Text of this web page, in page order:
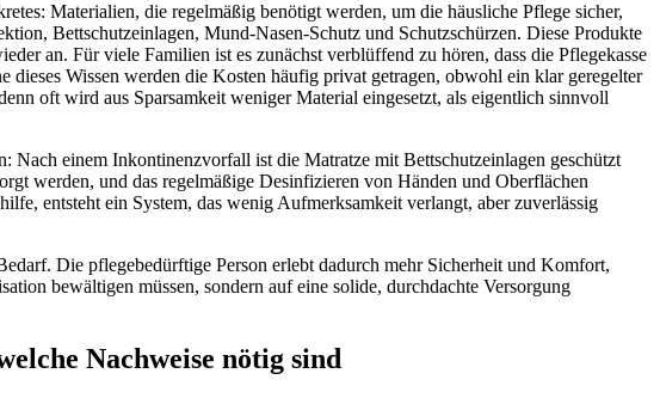
Materialien, die regelmäßig benötigt werden, um die häusliche Pflege sicher,
Bettschutzeinlagen, Mund-Nasen-Schutz und Schutzschürzen. Diese Produkte
an. Für viele Familien ist es zunächst verblüffend zu hören, dass die Pflegekasse
Wissen werden die Kosten häufig privat getragen, obwohl ein klar geregelter
oft wird aus Sparsamkeit weniger Material eingesetzt, als eigentlich sinnvoll
Nach einem Inkontinenzvorfall ist die Matratze mit Bettschutzeinlagen geschützt
werden, und das regelmäßige Desinfizieren von Händen und Oberflächen
entsteht ein System, das wenig Aufmerksamkeit verlangt, aber zuverlässig
Die pflegebedürftige Person erlebt dadurch mehr Sicherheit und Komfort,
bewältigen müssen, sondern auf eine solide, durchdachte Versorgung
Nachweise nötig sind